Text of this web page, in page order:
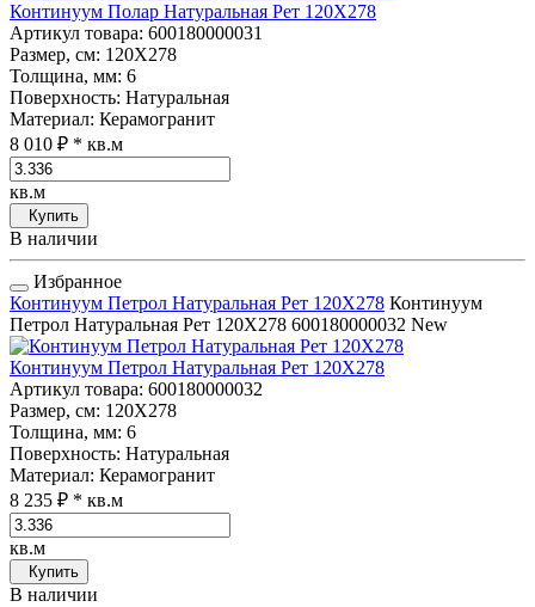
Континуум Полар Натуральная Рет 120Х278
Артикул товара: 600180000031
Размер, см: 120Х278
Толщина, мм: 6
Поверхность: Натуральная
Материал: Керамогранит
8 010 ₽ * кв.м
кв.м
Купить
В наличии
Избранное
Континуум Петрол Натуральная Рет 120Х278 Континуум
Петрол Натуральная Рет 120Х278 600180000032 New
Континуум Петрол Натуральная Рет 120Х278
Артикул товара: 600180000032
Размер, см: 120Х278
Толщина, мм: 6
Поверхность: Натуральная
Материал: Керамогранит
8 235 ₽ * кв.м
кв.м
Купить
В наличии